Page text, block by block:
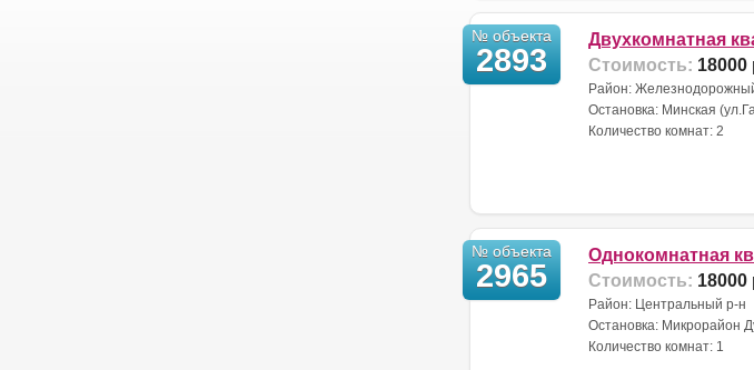
№ объекта
2893
Двухкомнатная
Стоимость: 18000
Район:
Остановка: Минская
Количество комнат: 2
№ объекта
2965
Однокомнатная
Стоимость: 18000
Район: Центральный р-н
Остановка: Микрорайон
Количество комнат: 1